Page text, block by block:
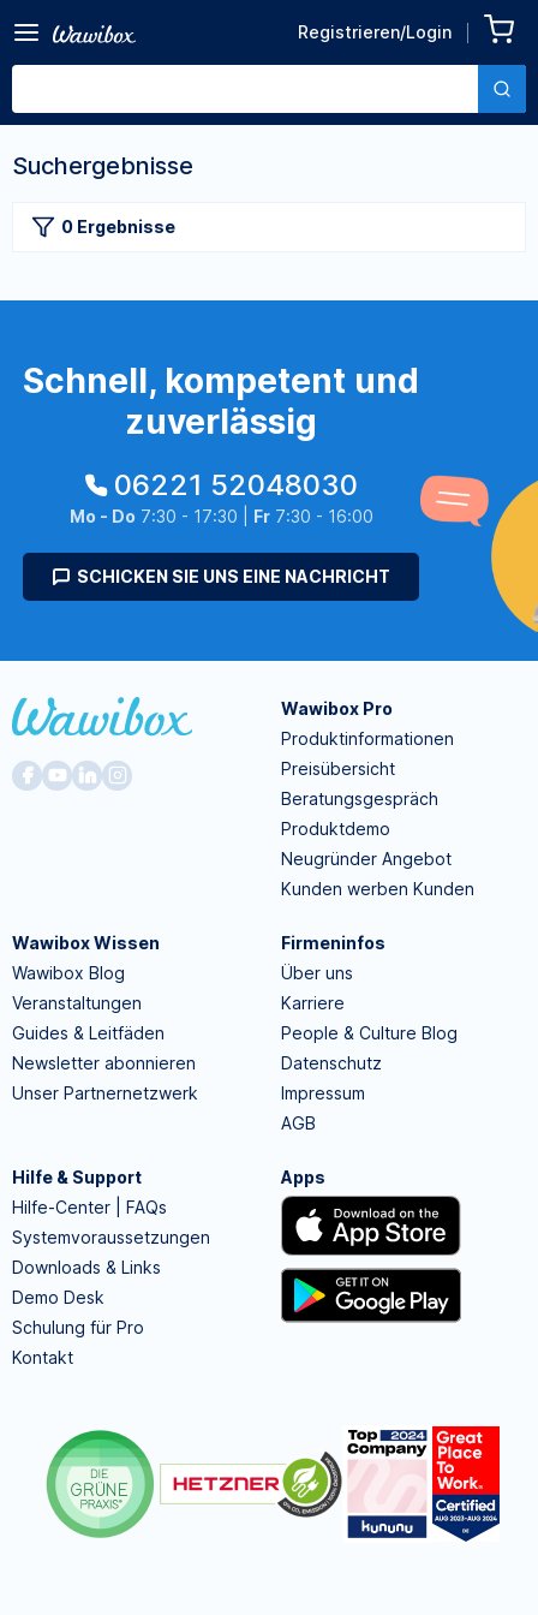
Registrieren/Login
Suchergebnisse
0 Ergebnisse
Schnell, kompetent und
zuverlässig
06221 52048030
Mo - Do 7:30 - 17:30 | Fr7:30 - 16:00
SCHICKEN SIE UNS EINE NACHRICHT
Wawibox Pro
Produktinformationen
Preisübersicht
Beratungsgespräch
Produktdemo
Neugründer Angebot
Kunden werben Kunden
Wawibox Wissen
Wawibox Blog
Veranstaltungen
Guides & Leitfäden
Newsletter abonnieren
Unser Partnernetzwerk
Firmeninfos
Über uns
Karriere
People & Culture Blog
Datenschutz
Impressum
AGB
Hilfe & Support
Hilfe-Center | FAQs
Systemvoraussetzungen
Downloads & Links
Demo Desk
Schulung für Pro
Kontakt
Apps